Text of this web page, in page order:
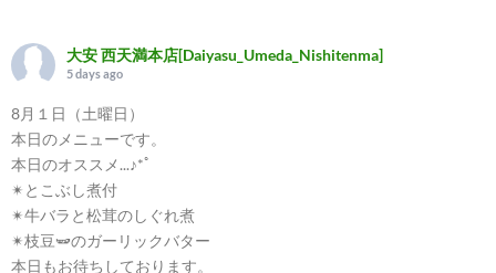
大安 西天満本店[Daiyasu_Umeda_Nishitenma]
5 days ago
8月１日（土曜日）
本日のメニューです。
本日のオススメ...♪*ﾟ
✴︎とこぶし煮付
✴︎牛バラと松茸のしぐれ煮
✴︎枝豆🫛のガーリックバター
本日もお待ちしております。